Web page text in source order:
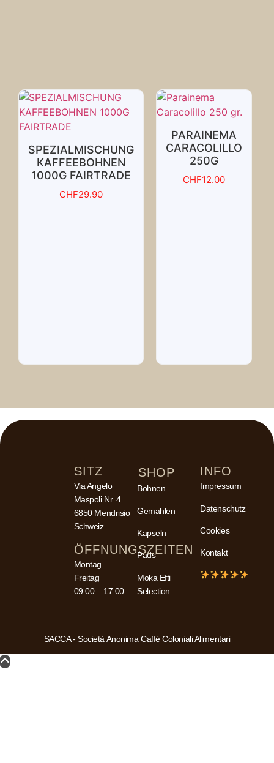
SPEZIALMISCHUNG
KAFFEEBOHNEN
1000G FAIRTRADE
CHF29.90
PARAINEMA
CARACOLILLO
250G
CHF12.00
SITZ
Via Angelo
Maspoli Nr. 4
6850 Mendrisio
Schweiz
ÖFFNUNGSZEITEN
Montag –
Freitag
09:00 – 17:00
SHOP
Bohnen
Gemahlen
Kapseln
Pads
Moka Efti
Selection
INFO
Impressum
Datenschutz
Cookies
Kontakt
SACCA - Società Anonima Caffè Coloniali Alimentari